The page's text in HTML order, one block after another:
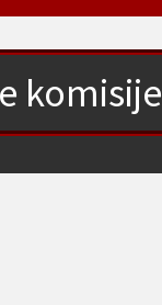
komisije